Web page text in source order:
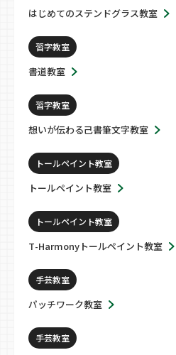
はじめてのステンドグラス教室
習字教室
書道教室
習字教室
想いが伝わる己書筆文字教室
トールペイント教室
トールペイント教室
トールペイント教室
T-Harmonyトールペイント教室
手芸教室
パッチワーク教室
手芸教室